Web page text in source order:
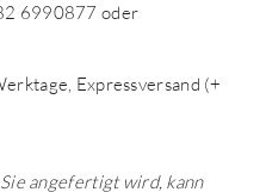
6990877 oder
Expressversand (+
angefertigt wird, kann